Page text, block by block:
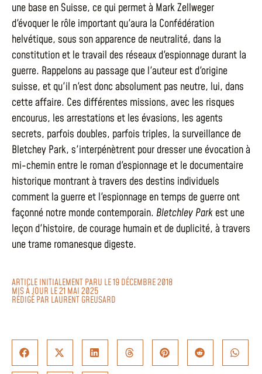
une base en Suisse, ce qui permet à Mark Zellweger
d'évoquer le rôle important qu'aura la Confédération
helvétique, sous son apparence de neutralité, dans la
constitution et le travail des réseaux d'espionnage durant la
guerre. Rappelons au passage que l'auteur est d'origine
suisse, et qu'il n'est donc absolument pas neutre, lui, dans
cette affaire. Ces différentes missions, avec les risques
encourus, les arrestations et les évasions, les agents
secrets, parfois doubles, parfois triples, la surveillance de
Bletchey Park, s'interpénètrent pour dresser une évocation à
mi-chemin entre le roman d'espionnage et le documentaire
historique montrant à travers des destins individuels
comment la guerre et l'espionnage en temps de guerre ont
façonné notre monde contemporain. Bletchley Park est une
leçon d'histoire, de courage humain et de duplicité, à travers
une trame romanesque digeste.
ARTICLE INITIALEMENT PARU LE 19 DÉCEMBRE 2018
MIS À JOUR LE 21 MAI 2025
RÉDIGÉ PAR LAURENT GREUSARD